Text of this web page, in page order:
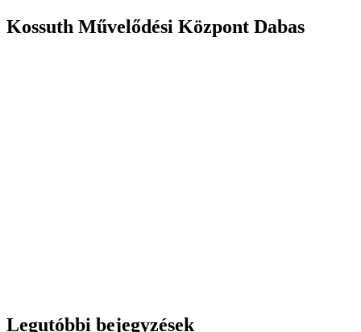
Kossuth Művelődési Központ Dabas
Legutóbbi bejegyzések